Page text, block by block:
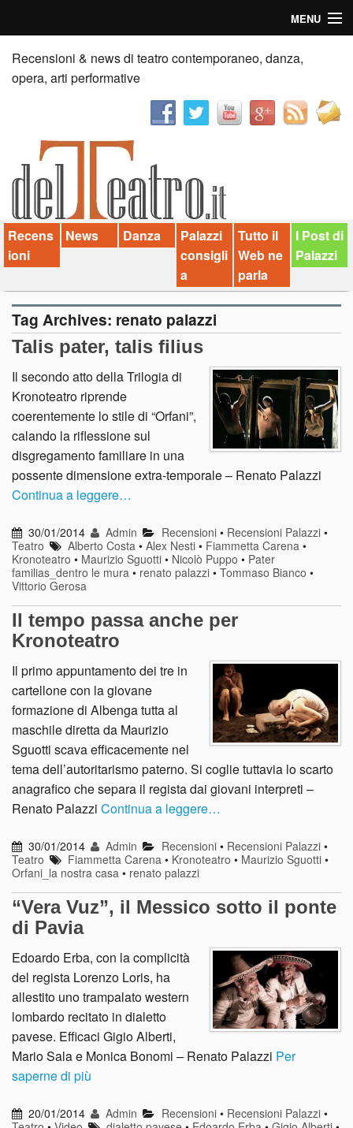
MENU
Home
Recensioni
News
Palazzi consiglia
Video
Chi siamo
Contatti
dT in English
Recensioni & news di teatro contemporaneo, danza,
opera, arti performative
Recens
ioni
News Danza
Palazzi
consigli
a
Tutto il
Web ne
parla
I Post di
Palazzi
Tag Archives: renato palazzi
Talis pater, talis filius
Il secondo atto della Trilogia di
Kronoteatro riprende
coerentemente lo stile di “Orfani”,
calando la riflessione sul
disgregamento familiare in una
possente dimensione extra-temporale – Renato Palazzi
Continua a leggere…
30/01/2014 Admin Recensioni• Recensioni Palazzi•
Teatro
Alberto Costa •Alex Nesti • Fiammetta Carena •
Kronoteatro • Maurizio Sguotti • Nicolò Puppo • Pater
familias_dentro le mura • renato palazzi • Tommaso Bianco •
Vittorio Gerosa
Il tempo passa anche per
Kronoteatro
Il primo appuntamento dei tre in
cartellone con la giovane
formazione di Albenga tutta al
maschile diretta da Maurizio
Sguotti scava efficacemente nel
tema dell’autoritarismo paterno. Si coglie tuttavia lo scarto
anagrafico che separa il regista dai giovani interpreti –
Renato Palazzi Continua a leggere…
30/01/2014 Admin Recensioni• Recensioni Palazzi•
Teatro
Fiammetta Carena • Kronoteatro • Maurizio Sguotti •
Orfani_la nostra casa • renato palazzi
“Vera Vuz”, il Messico sotto il ponte
di Pavia
Edoardo Erba, con la complicità
del regista Lorenzo Loris, ha
allestito uno trampalato western
lombardo recitato in dialetto
pavese. Efficaci Gigio Alberti,
Mario Sala e Monica Bonomi – Renato Palazzi Per
saperne di più
20/01/2014 Admin Recensioni• Recensioni Palazzi•